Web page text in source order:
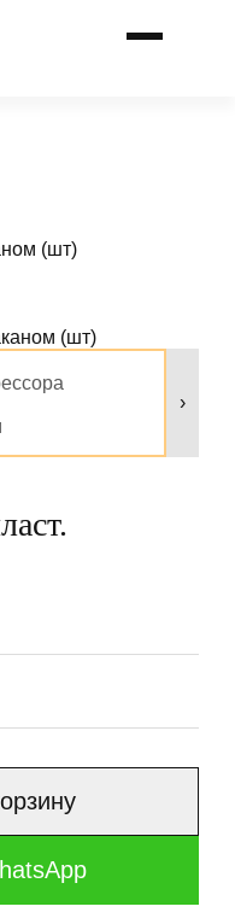
(шт)
›